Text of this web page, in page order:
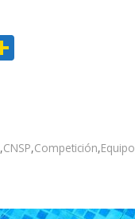
ar
r
,CNSP,Competición,Equipo